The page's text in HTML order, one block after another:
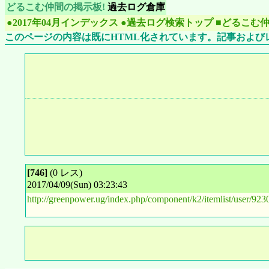
どるこむ仲間の掲示板! 過去ログ倉庫
●2017年04月インデックス ●過去ログ検索トップ ■どるこむ
このページの内容は既にHTML化されています。記事および
[746] (0 レス)
2017/04/09(Sun) 03:23:43
http://greenpower.ug/index.php/component/k2/itemlist/user/